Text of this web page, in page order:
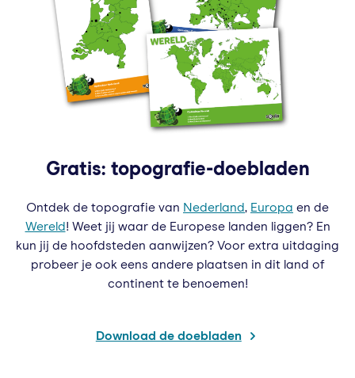
Gratis: topografie-doebladen
Ontdek de topografie van Nederland, Europa en de
Wereld! Weet jij waar de Europese landen liggen? En
kun jij de hoofdsteden aanwijzen? Voor extra uitdaging
probeer je ook eens andere plaatsen in dit land of
continent te benoemen!
Download de doebladen